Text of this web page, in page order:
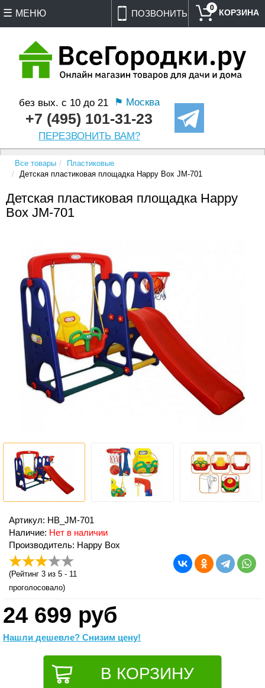
ПОЗВОНИТЬ
без вых. с 10 до 21 ⚑ Москва
+7 (495) 101-31-23
ПЕРЕЗВОНИТЬ ВАМ?
0
МЕНЮ
Все товары
Пластиковые
Детская пластиковая площадка Happy Box JM-701
Детская пластиковая площадка Happy
Box JM-701
Артикул: HB_JM-701
Наличие: Нет в наличии
Производитель: Happy Box
(Рейтинг 3 из 5 - 11
проголосовало)
24 699 руб
Нашли дешевле? Снизим цену!